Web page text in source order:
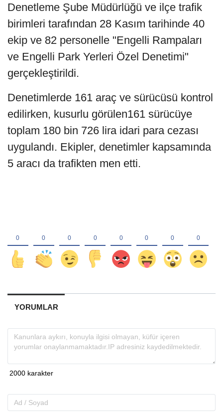
Denetleme Şube Müdürlüğü ve ilçe trafik
birimleri tarafından 28 Kasım tarihinde 40
ekip ve 82 personelle "Engelli Rampaları
ve Engelli Park Yerleri Özel Denetimi"
gerçekleştirildi.
Denetimlerde 161 araç ve sürücüsü kontrol
edilirken, kusurlu görülen161 sürücüye
toplam 180 bin 726 lira idari para cezası
uygulandı. Ekipler, denetimler kapsamında
5 aracı da trafikten men etti.
YORUMLAR